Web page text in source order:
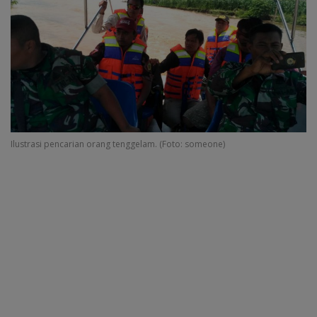
Ilustrasi pencarian orang tenggelam. (Foto: someone)